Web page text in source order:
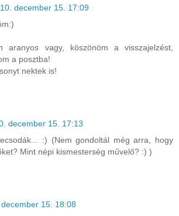
december 15. 17:09
aranyos vagy, köszönöm a visszajelzést,
a posztba!
nektek is!
december 15. 17:13
:) (Nem gondoltál még arra, hogy
Mint népi kismesterség művelő? :) )
15. 18:08